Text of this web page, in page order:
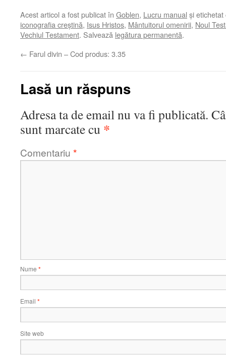
Acest articol a fost publicat în Goblen, Lucru manual și
iconografia creștină, Isus Hristos, Mântuitorul omenirii, Noul
Vechiul Testament. Salvează legătura permanentă.
← Farul divin – Cod produs: 3.35
Lasă un răspuns
Adresa ta de email nu va fi publicată.
sunt marcate cu *
Comentariu *
Nume *
Email *
Site web